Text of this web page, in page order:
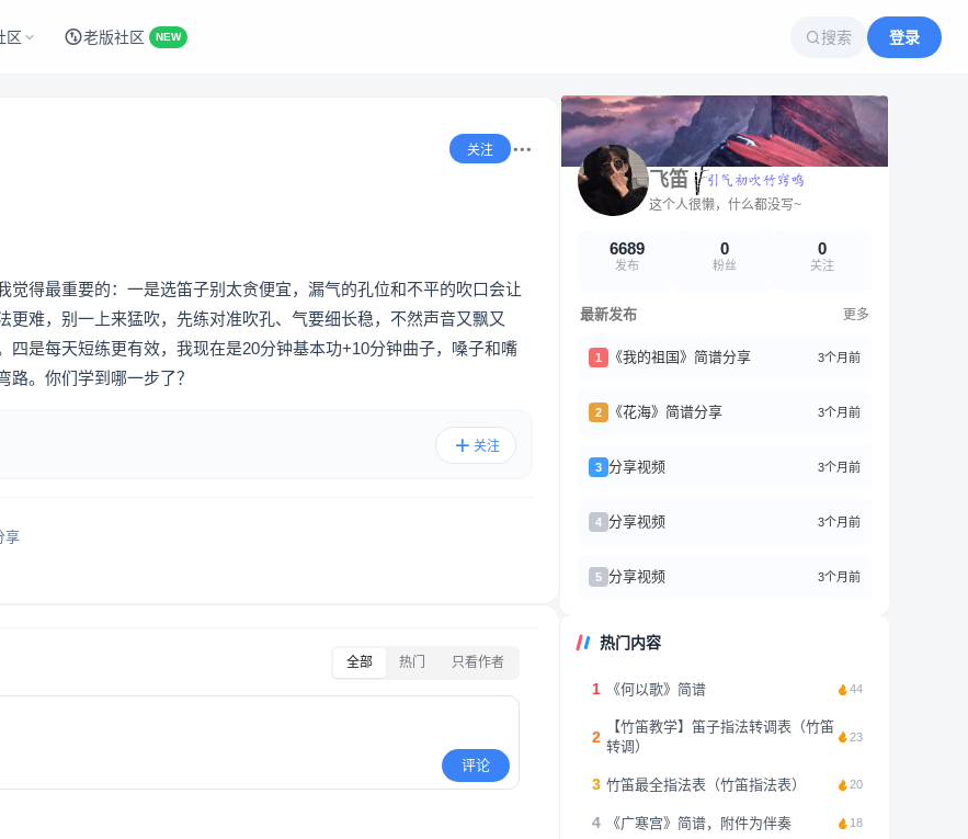
区 老版社区 NEW 搜索 登录
关注
得最重要的：一是选笛子别太贪便宜，漏气的孔位和不平的吹口会让
难，别一上来猛吹，先练对准吹孔、气要细长稳，不然声音又飘又
是每天短练更有效，我现在是20分钟基本功+10分钟曲子，嗓子和嘴
。你们学到哪一步了？
关注
享
全部 热门 只看作者
评论
飞笛
这个人很懒，什么都没写~
6689
发布
0
粉丝
0
关注
最新发布 更多
1 《我的祖国》简谱分享 3个月前
2 《花海》简谱分享 3个月前
3 分享视频 3个月前
4 分享视频 3个月前
5 分享视频 3个月前
热门内容
1 《何以歌》简谱 44
2
【竹笛教学】笛子指法转调表（竹笛
转调）
23
3 竹笛最全指法表（竹笛指法表） 20
4 《广寒宫》简谱，附件为伴奏 18